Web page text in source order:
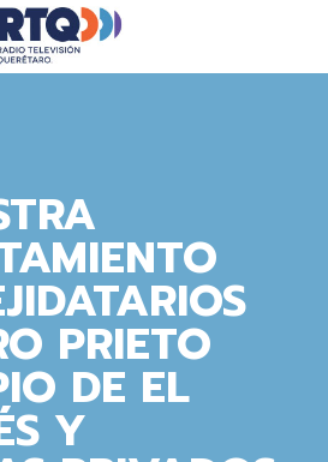
PRIETO
DE EL
Y